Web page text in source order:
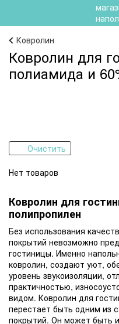
Ковролин
Ковролин для
полиамида и
Очистить
Нет товаров
Ковролин для
полипропилен
Без использования
покрытий невозможно
гостиницы. Именно
ковролин, создают уют,
уровень звукоизоляции,
практичностью,
видом. Ковролин для
перестает быть одним из
покрытий. Он может быть